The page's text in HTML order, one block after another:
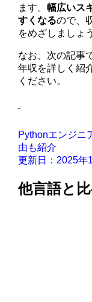
ます。幅広いス
すくなるので、
をめざしましょ
なお、次の記事
年収を詳しく紹
ください。
Pythonエンジニ
由も紹介
更新日：2025年
他言語と